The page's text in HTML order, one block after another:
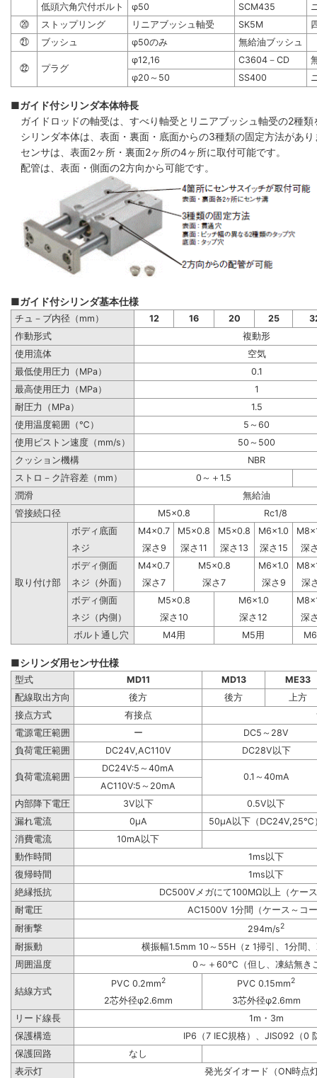
低頭六角穴付ボルト
φ50 SCM435
⑳
ストップリング リニアブッシュ軸受 SK5M
㉑
ブッシュ φ50のみ 無給油ブッシュ
㉒ プラグ
φ12,16 C3604－CD
φ20～50
SS400
■ガイド付シリンダ本体特長
ガイドロッドの軸受は、すべり軸受とリニアブッシュ軸受の2種類
シリンダ本体は、表面・裏面・底面からの3種類の固定方法があり
センサは、表面2ヶ所・裏面2ヶ所の4ヶ所に取付可能です。
配管は、表面・側面の2方向から可能です。
■ガイド付シリンダ基本仕様
チュ－ブ内径（mm） 12 16 20 25
作動形式
複動形
使用流体
空気
最低使用圧力（MPa）
0.1
最高使用圧力（MPa）
1
耐圧力（MPa）
1.5
使用温度範囲（℃）
5～60
使用ピストン速度（mm/s）
50～500
クッション機構
NBR
ストロ－ク許容差（mm）
0～＋1.5
潤滑
無給油
管接続口径
M5×0.8 Rc1/8
取り付け部
ボディ底面 M4×0.7 M5×0.8 M5×0.8 M6×1.0
ネジ
深さ9 深さ11 深さ13 深さ15
深
ボディ側面
M4×0.7 M5×0.8 M6×1.0
ネジ（外面）
深さ7 深さ7 深さ9
深
ボディ側面
M5×0.8 M6×1.0
ネジ（内側）
深さ10 深さ12
深
ボルト通し穴
M4用 M5用
■シリンダ用センサ仕様
型式 MD11 MD13
ME33
配線取出方向
後方 後方
上方
接点方式
有接点
電源電圧範囲
ー
DC5～28V
負荷電圧範囲
DC24V,AC110V DC28V以下
負荷電流範囲
DC24V:5～40mA
0.1～40mA
AC110V:5～20mA
内部降下電圧
3V以下
0.5V以下
漏れ電流
0μA
50μA以下（DC24V,25℃
消費電流
10mA以下
動作時間
1ms以下
復帰時間
1ms以下
絶縁抵抗
DC500Vメガにて100MΩ以上（ケー
耐電圧
AC1500V 1分間（ケース～コ
耐衝撃
294m/s2
耐振動
横振幅1.5mm 10～55H（z 1掃引、1分間
周囲温度
0～＋60℃（但し、凍結無き
結線方式
PVC 0.2mm2 PVC 0.15mm2
2芯外径φ2.6mm
3芯外径φ2.6mm
リード線長
1m・3m
保護構造
IP6（7 IEC規格）、JIS092（0
保護回路
なし
表示灯
発光ダイオード（ON時点